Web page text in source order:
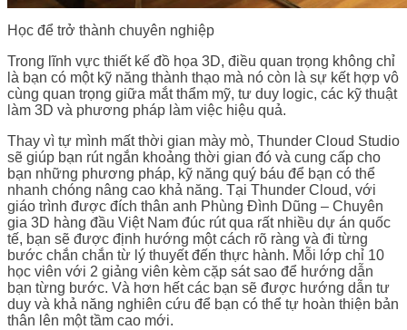
Học để trở thành chuyên nghiệp
Trong lĩnh vực thiết kế đồ họa 3D, điều quan trọng không chỉ
là bạn có một kỹ năng thành thạo mà nó còn là sự kết hợp vô
cùng quan trọng giữa mắt thẩm mỹ, tư duy logic, các kỹ thuật
làm 3D và phương pháp làm việc hiệu quả.
Thay vì tự mình mất thời gian mày mò, Thunder Cloud Studio
sẽ giúp bạn rút ngắn khoảng thời gian đó và cung cấp cho
bạn những phương pháp, kỹ năng quý báu để bạn có thể
nhanh chóng nâng cao khả năng. Tại Thunder Cloud, với
giáo trình được đích thân anh Phùng Đình Dũng – Chuyên
gia 3D hàng đầu Việt Nam đúc rút qua rất nhiều dự án quốc
tế, bạn sẽ được định hướng một cách rõ ràng và đi từng
bước chắn chắn từ lý thuyết đến thực hành. Mỗi lớp chỉ 10
học viên với 2 giảng viên kèm cặp sát sao để hướng dẫn
bạn từng bước. Và hơn hết các bạn sẽ được hướng dẫn tư
duy và khả năng nghiên cứu để bạn có thể tự hoàn thiện bản
thân lên một tầm cao mới.